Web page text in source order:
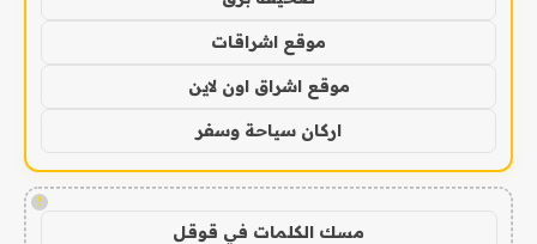
موقع اشراقات
موقع اشراق اون لاين
اركان سياحة وسفر
!
مسك الكلمات في قوقل